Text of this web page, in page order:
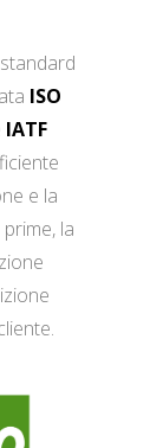
ISO
IATF
e la
la